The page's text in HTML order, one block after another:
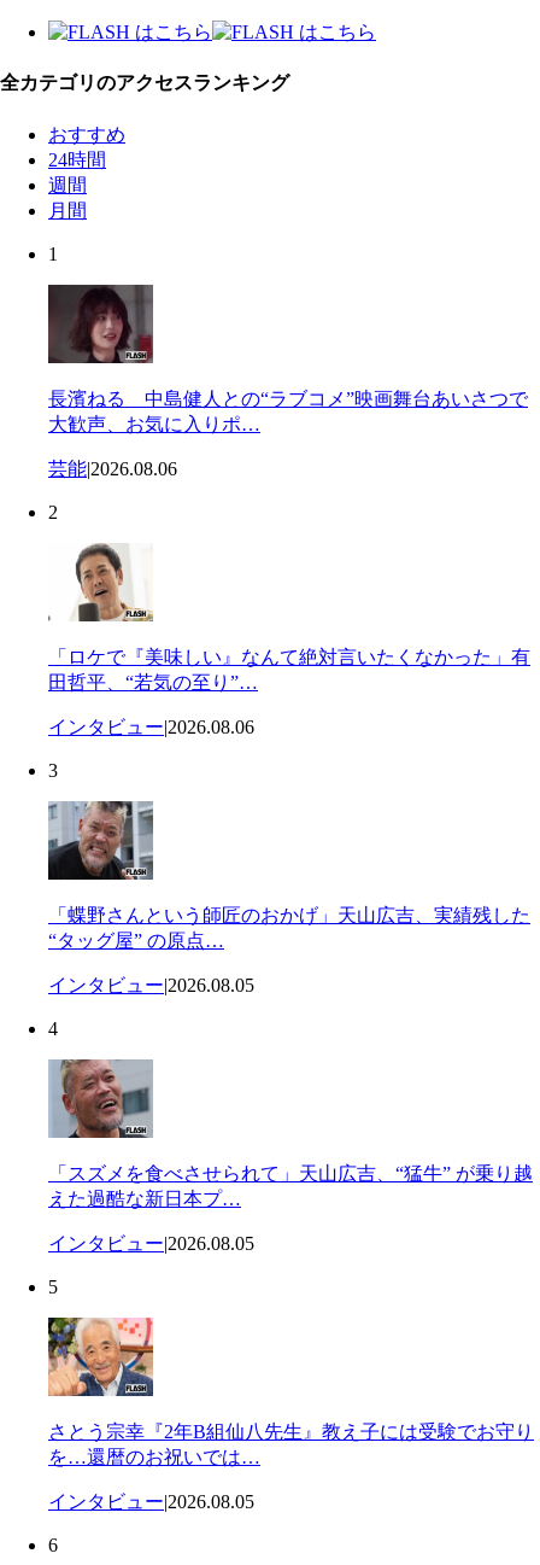
全カテゴリのアクセスランキング
おすすめ
24時間
週間
月間
1
長濱ねる 中島健人との“ラブコメ”映画舞台あいさつで
大歓声、お気に入りポ…
芸能|2026.08.06
2
「ロケで『美味しい』なんて絶対言いたくなかった」有
田哲平、“若気の至り”…
インタビュー|2026.08.06
3
「蝶野さんという師匠のおかげ」天山広吉、実績残した
“タッグ屋” の原点…
インタビュー|2026.08.05
4
「スズメを食べさせられて」天山広吉、“猛牛” が乗り越
えた過酷な新日本プ…
インタビュー|2026.08.05
5
さとう宗幸『2年B組仙八先生』教え子には受験でお守り
を…還暦のお祝いでは…
インタビュー|2026.08.05
6